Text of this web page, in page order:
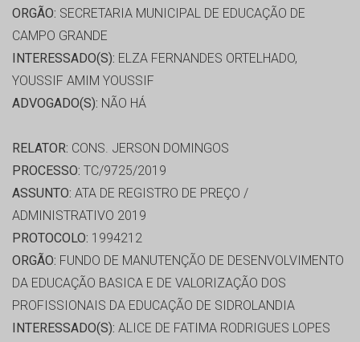
ORGÃO: SECRETARIA MUNICIPAL DE EDUCAÇÃO DE
CAMPO GRANDE
INTERESSADO(S): ELZA FERNANDES ORTELHADO,
YOUSSIF AMIM YOUSSIF
ADVOGADO(S): NÃO HÁ
RELATOR: CONS. JERSON DOMINGOS
PROCESSO: TC/9725/2019
ASSUNTO: ATA DE REGISTRO DE PREÇO /
ADMINISTRATIVO 2019
PROTOCOLO: 1994212
ORGÃO: FUNDO DE MANUTENÇÃO DE DESENVOLVIMENTO
DA EDUCAÇÃO BASICA E DE VALORIZAÇÃO DOS
PROFISSIONAIS DA EDUCAÇÃO DE SIDROLANDIA
INTERESSADO(S): ALICE DE FATIMA RODRIGUES LOPES